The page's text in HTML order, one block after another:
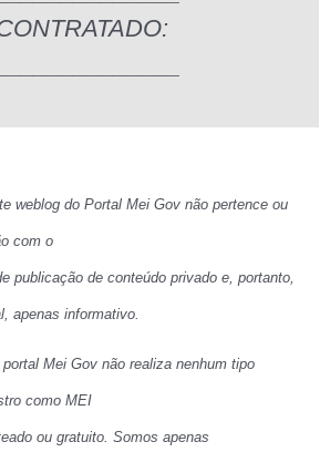
weblog do Portal Mei Gov não pertence ou
com o
publicação de conteúdo privado e, portanto,
apenas informativo.
Mei Gov não realiza nenhum tipo
como MEI
ou gratuito. Somos apenas